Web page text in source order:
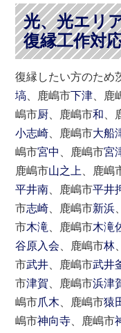
光、光エリ
復縁工作対
復縁したい方のため
塙 、鹿嶋市下津 、鹿
嶋市厨 、鹿嶋市和
小志崎 、鹿嶋市大船
嶋市宮中 、鹿嶋市宮
鹿嶋市山之上 、鹿嶋
平井南 、鹿嶋市平井
市志崎 、鹿嶋市新浜
市木滝 、鹿嶋市木滝
谷原入会 、鹿嶋市林
市武井 、鹿嶋市武井
市津賀 、鹿嶋市浜津
嶋市爪木 、鹿嶋市猿
嶋市神向寺 、鹿嶋市